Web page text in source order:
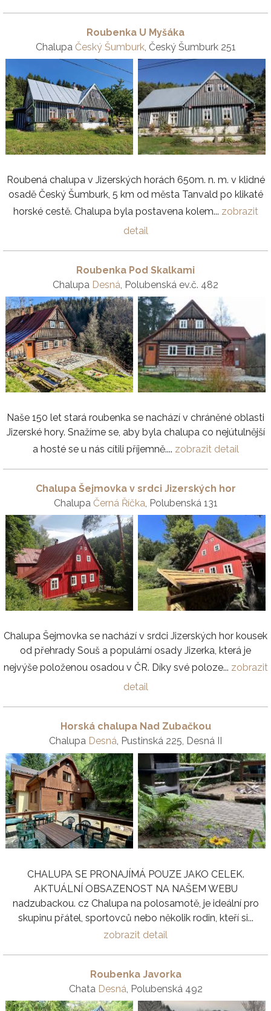
Roubenka U Myšáka
Chalupa Český Šumburk, Český Šumburk 251
Roubená chalupa v Jizerských horách 650m. n. m. v klidné
osadě Český Šumburk, 5 km od města Tanvald po klikaté
horské cestě. Chalupa byla postavena kolem... zobrazit
detail
Roubenka Pod Skalkami
Chalupa Desná, Polubenská ev.č. 482
Naše 150 let stará roubenka se nachází v chráněné oblasti
Jizerské hory. Snažíme se, aby byla chalupa co nejútulnější
a hosté se u nás cítili příjemně.... zobrazit detail
Chalupa Šejmovka v srdci Jizerských hor
Chalupa Černá Říčka, Polubenská 131
Chalupa Šejmovka se nachází v srdci Jizerských hor kousek
od přehrady Souš a populární osady Jizerka, která je
nejvýše položenou osadou v ČR. Díky své poloze... zobrazit
detail
Horská chalupa Nad Zubačkou
Chalupa Desná, Pustinská 225, Desná II
CHALUPA SE PRONAJÍMÁ POUZE JAKO CELEK.
AKTUÁLNÍ OBSAZENOST NA NAŠEM WEBU
nadzubackou. cz Chalupa na polosamotě, je ideální pro
skupinu přátel, sportovců nebo několik rodin, kteří si...
zobrazit detail
Roubenka Javorka
Chata Desná , Polubenská 492